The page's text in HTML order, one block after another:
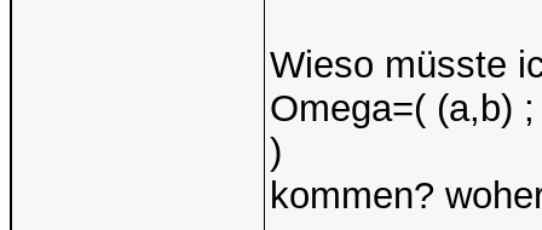
Wieso müsste
Omega=( (a,b)
)
kommen?